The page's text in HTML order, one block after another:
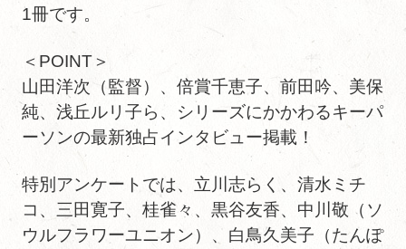
1冊です。
＜POINT＞
山田洋次（監督）、倍賞千恵子、前田吟、美保
純、浅丘ルリ子ら、シリーズにかかわるキーパ
ーソンの最新独占インタビュー掲載！
特別アンケートでは、立川志らく、清水ミチ
コ、三田寛子、桂雀々、黒谷友香、中川敬（ソ
ウルフラワーユニオン）、白鳥久美子（たんぽ